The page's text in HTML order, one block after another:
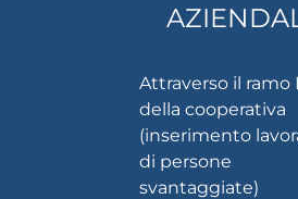
Attraverso il ramo
della cooperativa
(inserimento
di persone
svantaggiate)